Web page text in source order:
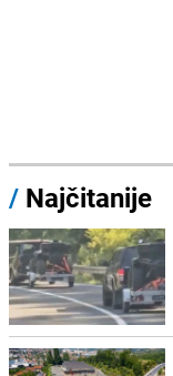
/ Najčitanije